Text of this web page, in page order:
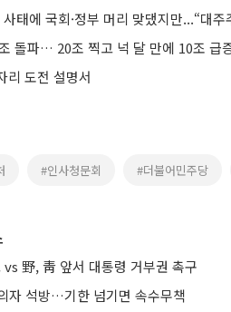
사태에 국회·정부 머리 맞댔지만...“대
돌파… 20조 찍고 넉 달 만에 10조 급
리 도전 설명서
#인사청문회 #더불어민주당
野, 靑 앞서 대통령 거부권 촉구
자 석방…기한 넘기면 속수무책